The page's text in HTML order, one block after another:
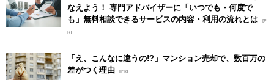
なえよう！ 専門アドバイザーに「いつでも・何度で
も」無料相談できるサービスの内容・利用の流れとは [P
R]
「え、こんなに違うの!?」マンション売却で、数百万の
差がつく理由 [PR]